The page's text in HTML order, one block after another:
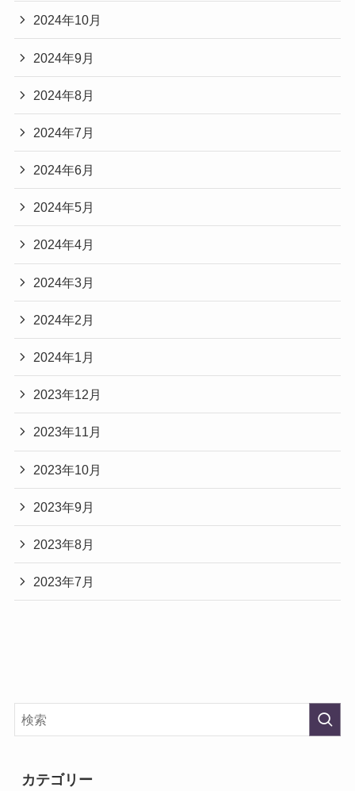
2024年10月
2024年9月
2024年8月
2024年7月
2024年6月
2024年5月
2024年4月
2024年3月
2024年2月
2024年1月
2023年12月
2023年11月
2023年10月
2023年9月
2023年8月
2023年7月
カテゴリー